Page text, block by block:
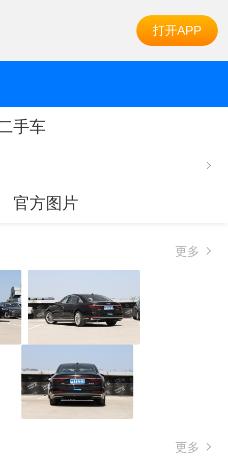
打开APP
手车
官方图片
更多
更多